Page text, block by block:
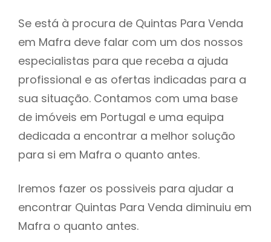
Se está à procura de Quintas Para Venda
em Mafra deve falar com um dos nossos
especialistas para que receba a ajuda
profissional e as ofertas indicadas para a
sua situação. Contamos com uma base
de imóveis em Portugal e uma equipa
dedicada a encontrar a melhor solução
para si em Mafra o quanto antes.
Iremos fazer os possiveis para ajudar a
encontrar Quintas Para Venda diminuiu em
Mafra o quanto antes.